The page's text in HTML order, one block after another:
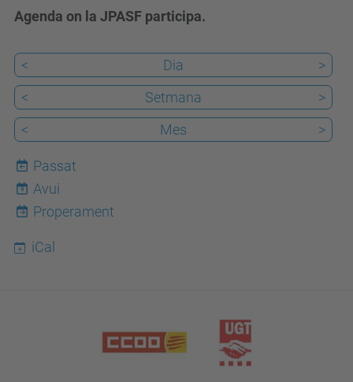
Agenda on la JPASF participa.
< Dia
>
<
Setmana
>
<
Mes >
Passat
9
Avui
Properament
iCal